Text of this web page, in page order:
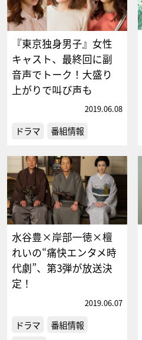
『東京独身男子』女性
キャスト、最終回に副
音声でトーク！大盛り
上がりで叫び声も
2019.06.08
ドラマ 番組情報
水谷豊×岸部一徳×檀
れいの“痛快エンタメ時
代劇”、第3弾が放送決
定！
2019.06.07
ドラマ
番組情報